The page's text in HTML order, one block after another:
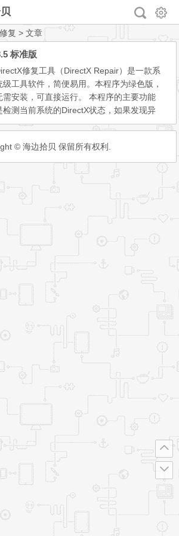
复 > 文章
标准版
修复工具（DirectX Repair）是一款系
级工具软件，简便易用。本程序为绿色版，
需安装，可直接运行。 本程序的主要功能
检测当前系统的DirectX状态，如果发现异
则进行修复。程序主要针对0xc000007b问
最新版的DirectX redist（Jun2010），并且
部DX文件都有Microsoft的数字签名，安全
© 海边拾贝 保留所有权利.